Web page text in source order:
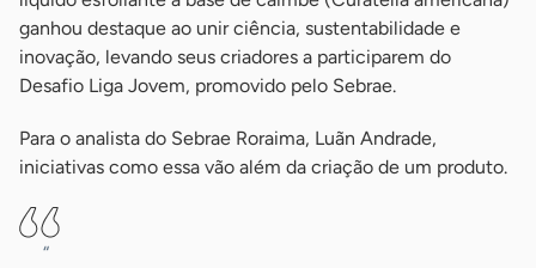
ganhou destaque ao unir ciência, sustentabilidade e
inovação, levando seus criadores a participarem do
Desafio Liga Jovem, promovido pelo Sebrae.
Para o analista do Sebrae Roraima, Luãn Andrade,
iniciativas como essa vão além da criação de um produto.
“